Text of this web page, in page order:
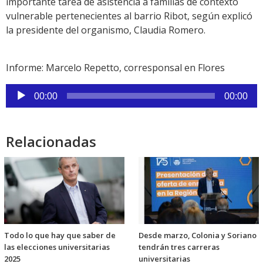
vulnerable pertenecientes al barrio Ribot, según explicó
la presidente del organismo, Claudia Romero.
Informe: Marcelo Repetto, corresponsal en Flores
Reproductor
de
00:00 00:00
Relacionadas
Todo lo que hay que saber de
las elecciones universitarias
2025
Desde marzo, Colonia y Soriano
tendrán tres carreras
universitarias